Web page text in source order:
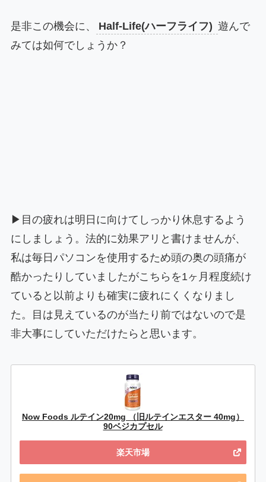
是非この機会に、 Half-Life(ハーフライフ) 遊んで
みては如何でしょうか？
▶目の疲れは明日に向けてしっかり休息するよう
にしましょう。法的に効果アリと書けませんが、
私は毎日パソコンを使用するため頭の奥の頭痛が
酷かったりしていましたがこちらを1ヶ月程度続け
ていると以前よりも確実に疲れにくくなりまし
た。目は見えているのが当たり前ではないので是
非大事にしていただけたらと思います。
Now Foods ルテイン20mg （旧ルテインエスター 40mg）
90ベジカプセル
楽天市場